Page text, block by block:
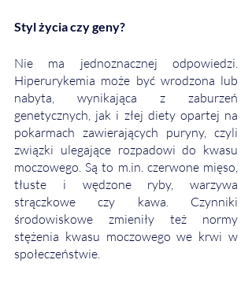
Styl życia czy geny?
Nie ma jednoznacznej odpowiedzi.
Hiperurykemia może być wrodzona lub
nabyta, wynikająca z zaburzeń
genetycznych, jak i złej diety opartej na
pokarmach zawierających puryny, czyli
związki ulegające rozpadowi do kwasu
moczowego. Są to m.in. czerwone mięso,
tłuste i wędzone ryby, warzywa
strączkowe czy kawa. Czynniki
środowiskowe zmieniły też normy
stężenia kwasu moczowego we krwi w
społeczeństwie.